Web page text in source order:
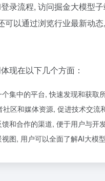
录流程, 访问掘金大模型
以通过浏览行业最新动
现在以下几个方面：
集中的平台, 快速发现和获取
社区和媒体资源, 促进技术交流
馈和合作的渠道, 便于用户与开
视图, 用户可以全面了解AI大模型